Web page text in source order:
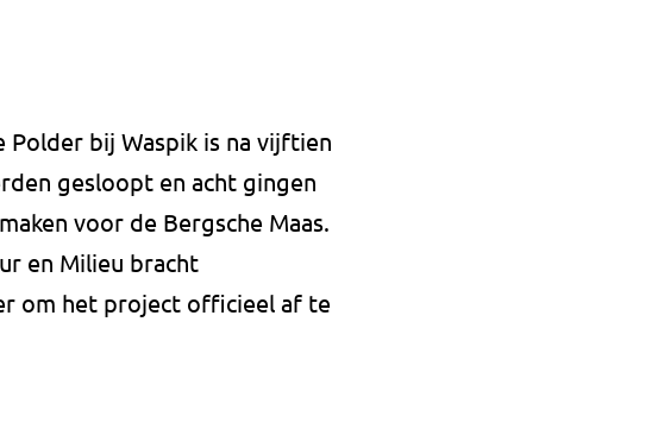
Polder bij Waspik is na vijftien
gesloopt en acht gingen
voor de Bergsche Maas.
en Milieu bracht
om het project officieel af te